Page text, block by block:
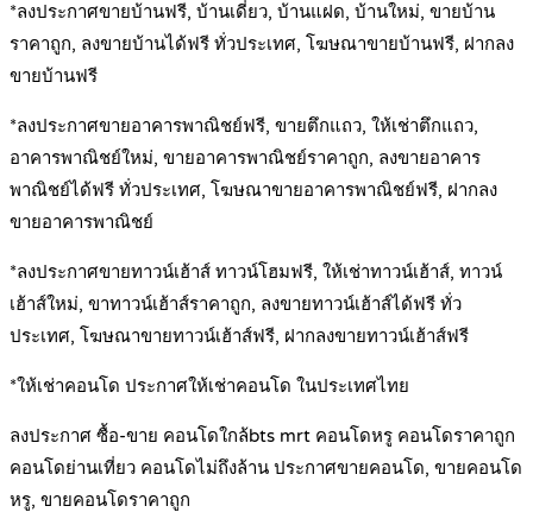
*ลงประกาศขายบ้านฟรี, บ้านเดี่ยว, บ้านแฝด, บ้านใหม่, ขายบ้าน
ราคาถูก, ลงขายบ้านได้ฟรี ทั่วประเทศ, โฆษณาขายบ้านฟรี, ฝากลง
ขายบ้านฟรี
*ลงประกาศขายอาคารพาณิชย์ฟรี, ขายตึกแถว, ให้เช่าตึกแถว,
อาคารพาณิชย์ใหม่, ขายอาคารพาณิชย์ราคาถูก, ลงขายอาคาร
พาณิชย์ได้ฟรี ทั่วประเทศ, โฆษณาขายอาคารพาณิชย์ฟรี, ฝากลง
ขายอาคารพาณิชย์
*ลงประกาศขายทาวน์เฮ้าส์ ทาวน์โฮมฟรี, ให้เช่าทาวน์เฮ้าส์, ทาวน์
เฮ้าส์ใหม่, ขาทาวน์เฮ้าส์ราคาถูก, ลงขายทาวน์เฮ้าส์ได้ฟรี ทั่ว
ประเทศ, โฆษณาขายทาวน์เฮ้าส์ฟรี, ฝากลงขายทาวน์เฮ้าส์ฟรี
*ให้เช่าคอนโด ประกาศให้เช่าคอนโด ในประเทศไทย
ลงประกาศ ซื้อ-ขาย คอนโดใกล้bts mrt คอนโดหรู คอนโดราคาถูก
คอนโดย่านเที่ยว คอนโดไม่ถึงล้าน ประกาศขายคอนโด, ขายคอนโด
หรู, ขายคอนโดราคาถูก